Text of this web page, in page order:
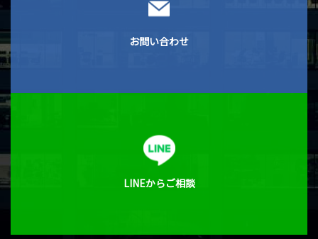
お問い合わせ
LINEからご相談